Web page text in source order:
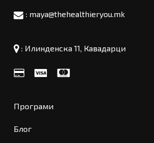
: maya@thehealthieryou.mk
: Илинденска 11, Кавадарци
Програми
Блог